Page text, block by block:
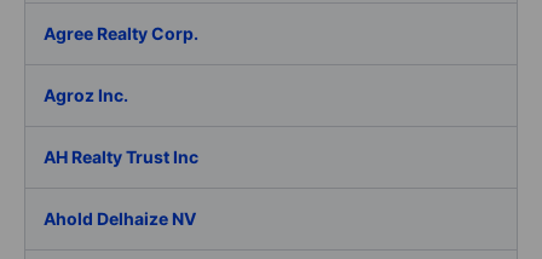
Agree Realty Corp.
Agroz Inc.
AH Realty Trust Inc
Ahold Delhaize NV